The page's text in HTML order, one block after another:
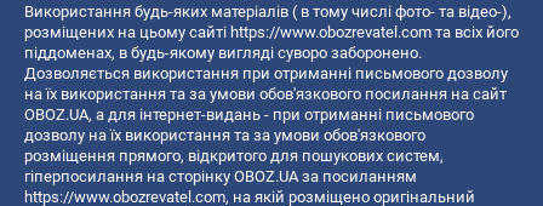
Використання будь-яких матеріалів ( в тому числі фото- та відео-),
розміщених на цьому сайті https://www.obozrevatel.com та всіх його
піддоменах, в будь-якому вигляді суворо заборонено.
Дозволяється використання при отриманні письмового дозволу
на їх використання та за умови обов'язкового посилання на сайт
OBOZ.UA, а для інтернет-видань - при отриманні письмового
дозволу на їх використання та за умови обов'язкового
розміщення прямого, відкритого для пошукових систем,
гіперпосилання на сторінку OBOZ.UA за посиланням
https://www.obozrevatel.com, на якій розміщено оригінальний